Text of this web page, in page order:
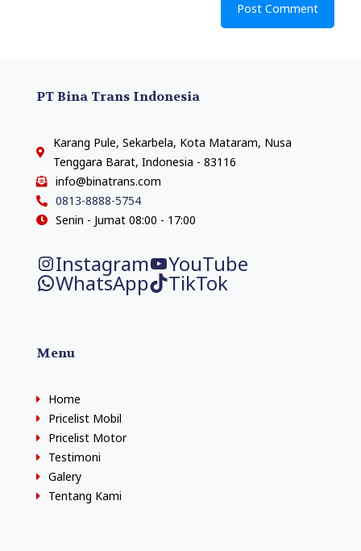
PT Bina Trans Indonesia
Karang Pule, Sekarbela, Kota Mataram, Nusa
Tenggara Barat, Indonesia - 83116
info@binatrans.com
0813-8888-5754
Senin - Jumat 08:00 - 17:00
Instagram YouTube
WhatsApp TikTok
Menu
Home
Pricelist Mobil
Pricelist Motor
Testimoni
Galery
Tentang Kami